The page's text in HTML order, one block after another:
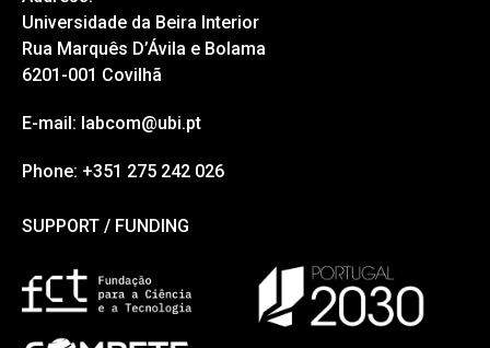
Universidade da Beira Interior
Rua Marquês D’Ávila e Bolama
6201-001 Covilhã
E-mail: labcom@ubi.pt
Phone: +351 275 242 026
SUPPORT / FUNDING